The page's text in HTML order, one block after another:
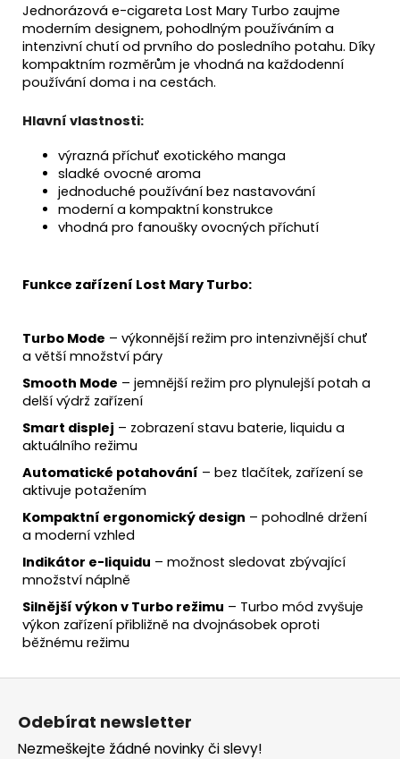
Jednorázová e-cigareta Lost Mary Turbo zaujme
moderním designem, pohodlným používáním a
intenzivní chutí od prvního do posledního potahu. Díky
kompaktním rozměrům je vhodná na každodenní
používání doma i na cestách.
Hlavní vlastnosti:
výrazná příchuť exotického manga
sladké ovocné aroma
jednoduché používání bez nastavování
moderní a kompaktní konstrukce
vhodná pro fanoušky ovocných příchutí
Funkce zařízení Lost Mary Turbo:
Turbo Mode – výkonnější režim pro intenzivnější chuť
a větší množství páry
Smooth Mode – jemnější režim pro plynulejší potah a
delší výdrž zařízení
Smart displej – zobrazení stavu baterie, liquidu a
aktuálního režimu
Automatické potahování – bez tlačítek, zařízení se
aktivuje potažením
Kompaktní ergonomický design – pohodlné držení
a moderní vzhled
Indikátor e-liquidu – možnost sledovat zbývající
množství náplně
Silnější výkon v Turbo režimu – Turbo mód zvyšuje
výkon zařízení přibližně na dvojnásobek oproti
běžnému režimu
Z
Odebírat newsletter
Nezmeškejte žádné novinky či slevy!